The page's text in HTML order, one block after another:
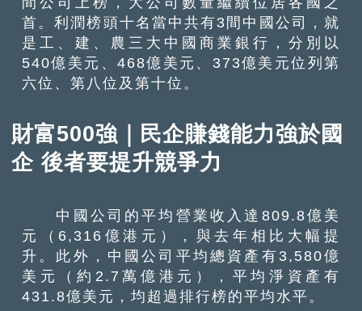
首。利潤榜頭十名當中共有3間中國公司，就
是工、建、農三大中國商業銀行，分別以
540億美元、468億美元、373億美元位列第
六位、第八位及第十位。
財富500強｜民企賺錢能力強於國
企 後者要提升競爭力
中國公司的平均營業收入達809.8億美
元（6,316億港元），與去年相比大幅提
升。此外，中國公司平均總資產有3,580億
美元（約2.7萬億港元），平均淨資產有
431.8億美元，均超過排行榜的平均水平。